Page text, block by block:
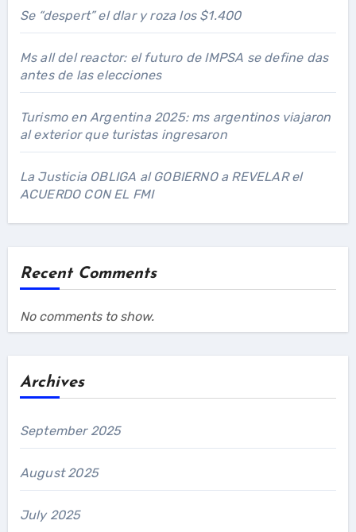
Se “despert” el dlar y roza los $1.400
Ms all del reactor: el futuro de IMPSA se define das
antes de las elecciones
Turismo en Argentina 2025: ms argentinos viajaron
al exterior que turistas ingresaron
La Justicia OBLIGA al GOBIERNO a REVELAR el
ACUERDO CON EL FMI
Recent Comments
No comments to show.
Archives
September 2025
August 2025
July 2025